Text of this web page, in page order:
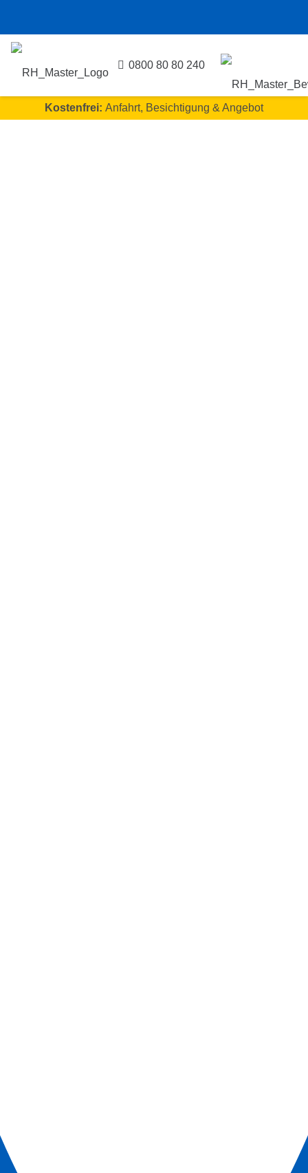
0800 80 80 240
Kostenfrei: Anfahrt, Besichtigung & Angebot